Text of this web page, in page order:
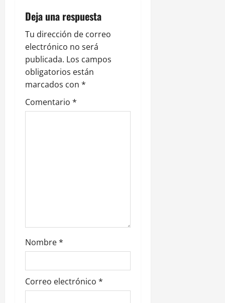
ó
n
d
e
e
n
a
s
Deja una respuesta
Tu dirección de correo
electrónico no será
publicada. Los campos
obligatorios están
marcados con *
Comentario *
Nombre*
Correo electrónico *